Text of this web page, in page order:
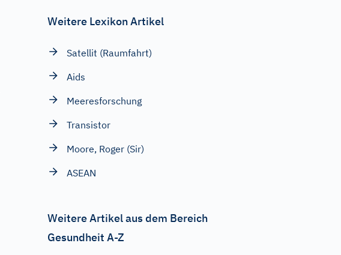
Weitere Lexikon Artikel
Satellit (Raumfahrt)
Aids
Meeresforschung
Transistor
Moore, Roger (Sir)
ASEAN
Weitere Artikel aus dem Bereich
Gesundheit A-Z